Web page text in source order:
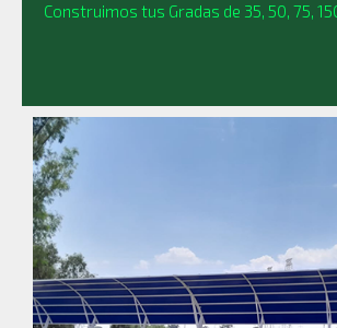
Construimos tus Gradas de 35, 50, 75,